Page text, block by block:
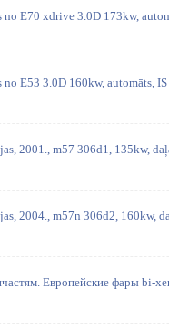
no E70 xdrive 3.0D 173kw,
no E53 3.0D 160kw, automāts,
2001., m57 306d1, 135kw,
2004., m57n 306d2, 160kw,
Европейские фары bi-